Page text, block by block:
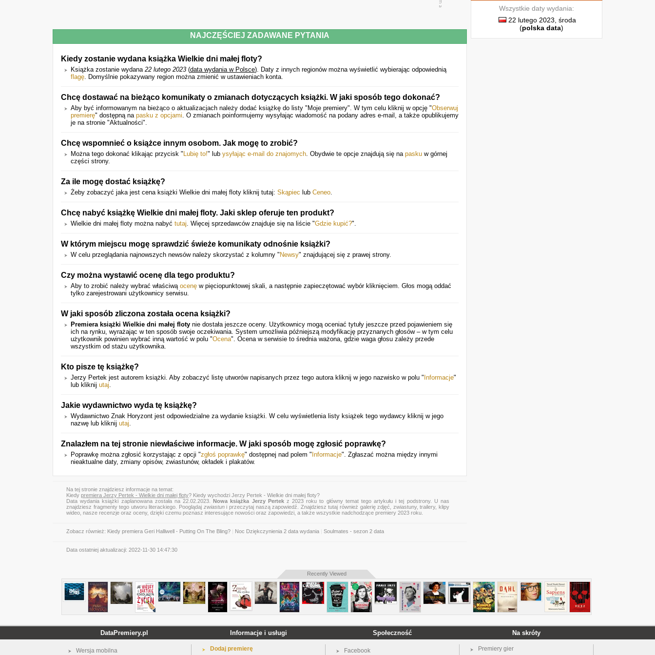
NAJCZĘŚCIEJ ZADAWANE PYTANIA
Kiedy zostanie wydana książka Wielkie dni małej floty?
Książka zostanie wydana 22 lutego 2023 (data wydania w Polsce). Daty z innych regionów można wyświetlić wybierając odpowiednią
flagę. Domyślnie pokazywany region można zmienić w ustawieniach konta.
Chcę dostawać na bieżąco komunikaty o zmianach dotyczących książki. W jaki sposób tego dokonać?
Aby być informowanym na bieżąco o aktualizacjach należy dodać książkę do listy "Moje premiery". W tym celu kliknij w opcję "Obserwuj
premierę" dostępną na pasku z opcjami. O zmianach poinformujemy wysyłając wiadomość na podany adres e-mail, a także opublikujemy
je na stronie "Aktualności".
Chcę wspomnieć o książce innym osobom. Jak mogę to zrobić?
Można tego dokonać klikając przycisk " Lubię to!" lub ysyłając e-mail do znajomych. Obydwie te opcje znajdują się na pasku w górnej
części strony.
Za ile mogę dostać książkę?
Żeby zobaczyć jaka jest cena książki Wielkie dni małej floty kliknij tutaj: Skąpiec lub Ceneo.
Chcę nabyć książkę Wielkie dni małej floty. Jaki sklep oferuje ten produkt?
Wielkie dni małej floty można nabyć tutaj. Więcej sprzedawców znajduje się na liście "Gdzie kupić?".
W którym miejscu mogę sprawdzić świeże komunikaty odnośnie książki?
W celu przeglądania najnowszych newsów należy skorzystać z kolumny " Newsy" znajdującej się z prawej strony.
Czy można wystawić ocenę dla tego produktu?
Aby to zrobić należy wybrać właściwą ocenę w pięciopunktowej skali, a następnie zapieczętować wybór kliknięciem. Głos mogą oddać
tylko zarejestrowani użytkownicy serwisu.
W jaki sposób zliczona została ocena książki?
Premiera książki Wielkie dni małej floty nie dostała jeszcze oceny. Użytkownicy mogą oceniać tytuły jeszcze przed pojawieniem się
ich na rynku, wyrażając w ten sposób swoje oczekiwania. System umożliwia późniejszą modyfikację przyznanych głosów – w tym celu
użytkownik powinien wybrać inną wartość w polu "Ocena". Ocena w serwisie to średnia ważona, gdzie waga głosu zależy przede
wszystkim od stażu użytkownika.
Kto pisze tę książkę?
Jerzy Pertek jest autorem książki. Aby zobaczyć listę utworów napisanych przez tego autora kliknij w jego nazwisko w polu " Informacje"
lub kliknij utaj.
Jakie wydawnictwo wyda tę książkę?
Wydawnictwo Znak Horyzont jest odpowiedzialne za wydanie książki. W celu wyświetlenia listy książek tego wydawcy kliknij w jego
nazwę lub kliknij utaj.
Znalazłem na tej stronie niewłaściwe informacje. W jaki sposób mogę zgłosić poprawkę?
Poprawkę można zgłosić korzystając z opcji "zgłoś poprawkę" dostępnej nad polem " Informacje". Zgłaszać można między innymi
nieaktualne daty, zmiany opisów, zwiastunów, okładek i plakatów.
Na tej stronie znajdziesz informacje na temat:
Kiedy premiera Jerzy Pertek - Wielkie dni małej floty? Kiedy wychodzi Jerzy Pertek - Wielkie dni małej floty?
Data wydania książki zaplanowana została na 22.02.2023.Nowa książka Jerzy Pertekz 2023 roku to główny temat tego artykułu i tej podstrony. U nas
znajdziesz fragmenty tego utworu literackiego. Pooglądaj zwiastuni przeczytaj naszą zapowiedź. Znajdziesz tutaj również galerię zdjęć, zwiastuny, trailery, klipy
wideo, nasze recenzje oraz oceny, dzięki czemu poznasz interesujące nowości oraz zapowiedzi, a także wszystkie nadchodzące premiery 2023 roku.
Zobacz również: Kiedy premiera Geri Halliwell - Putting On The Bling? Noc Dziękczynienia 2 data wydania Soulmates - sezon 2 data
Data ostatniej aktualizacji: 2022-11-30 14:47:30
Wszystkie daty wydania:
22 lutego 2023, środa
(polska data)
Recently Viewed
DataPremiery.pl
Wersja mobilna
Informacje i usługi
Dodaj premierę
Społeczność
Facebook
Na skróty
Premiery gier